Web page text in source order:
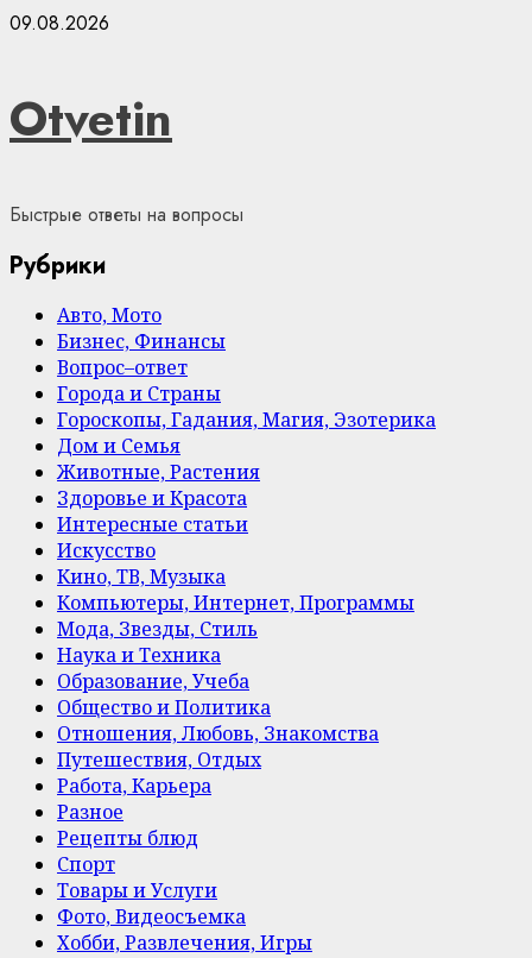
Skip
09.08.2026
Otvetin
Быстрые ответы на вопросы
Рубрики
Авто, Мото
Бизнес, Финансы
Вопрос–ответ
Города и Страны
Гороскопы, Гадания, Магия, Эзотерика
Дом и Семья
Животные, Растения
Здоровье и Красота
Интересные статьи
Искусство
Кино, ТВ, Музыка
Компьютеры, Интернет, Программы
Мода, Звезды, Стиль
Наука и Техника
Образование, Учеба
Общество и Политика
Отношения, Любовь, Знакомства
Путешествия, Отдых
Работа, Карьера
Разное
Рецепты блюд
Спорт
Товары и Услуги
Фото, Видеосъемка
Хобби, Развлечения, Игры